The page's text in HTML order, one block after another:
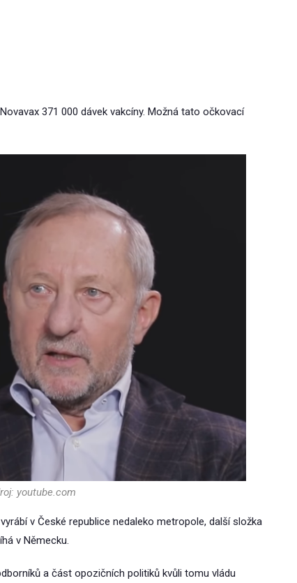
371 000 dávek vakcíny. Možná tato očkovací
youtube.com
v České republice nedaleko metropole, další složka
v Německu.
a část opozičních politiků kvůli tomu vládu